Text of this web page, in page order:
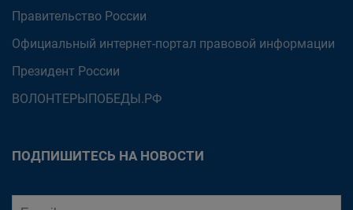
Правительство России
Официальный интернет-портал правовой информации
Президент России
ВОЛОНТЕРЫПОБЕДЫ.РФ
ПОДПИШИТЕСЬ НА НОВОСТИ